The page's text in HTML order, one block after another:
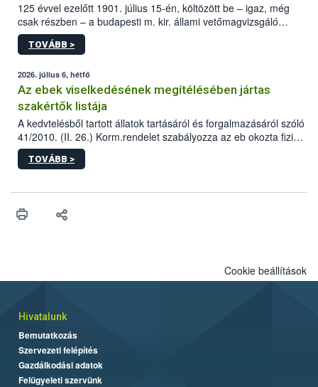
125 évvel ezelőtt 1901. július 15-én, költözött be – igaz, még
csak részben – a budapesti m. kir. állami vetőmagvizsgáló
állomás a Kis Rókus utca 15. szám alatti, Czigler Győző által
tervezett új épületébe.
TOVÁBB >
2026. július 6, hétfő
Az ebek viselkedésének megítélésében jártas
szakértők listája
A kedvtelésből tartott állatok tartásáról és forgalmazásáról szóló
41/2010. (II. 26.) Korm.rendelet szabályozza az eb okozta fizikai
sérülés, illetve ennek veszélye keletkezésekor felmerülő
hatósági feladatokat, valamint a veszélyes eb tartását és annak
vonni az ebek viselkedésének megítélésében jártas szakértőt.
TOVÁBB >
Cookie beállítások
Hivatalunk
Bemutatkozás
Szervezeti felépítés
Gazdálkodási adatok
Felügyeleti szervünk